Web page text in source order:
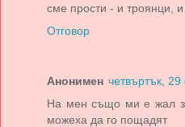
сме прости - и троянци, и
Отговор
Анонимен четвъртък,
На мен също ми е жал
можеха да го пощадят